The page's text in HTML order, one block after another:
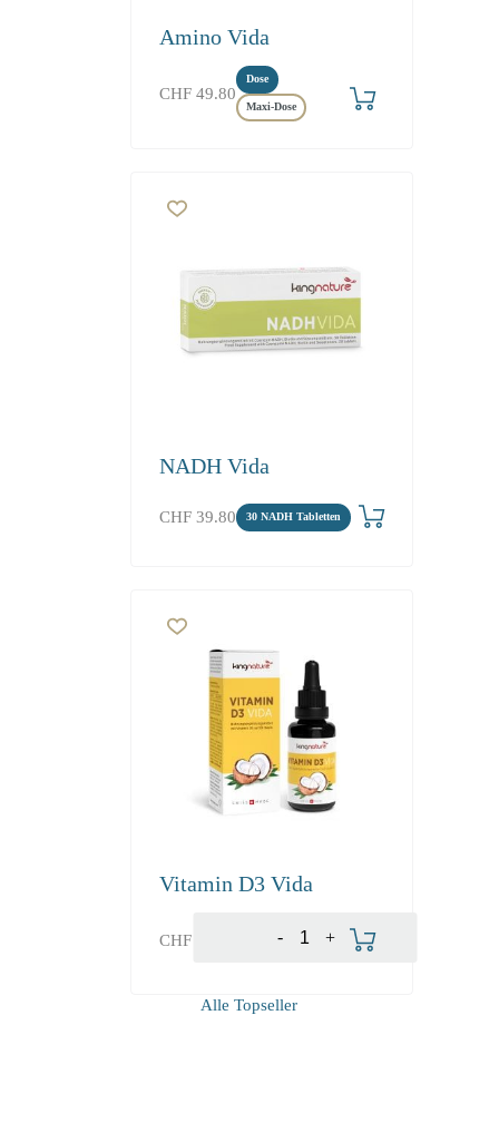
Amino Vida
CHF 49.80
Dose
Maxi-Dose
NADH Vida
CHF 39.80 30 NADH Tabletten
Vitamin D3 Vida
CHF +
-
Alle Topseller